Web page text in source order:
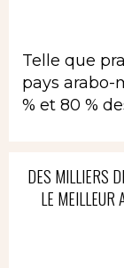
Telle que
pays arabo-
% et 80 %
DES MILLIERS
LE MEILLEUR